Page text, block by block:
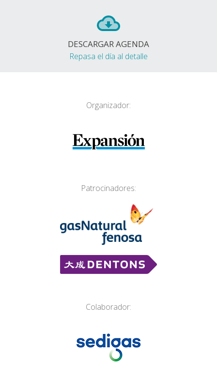
DESCARGAR AGENDA
Repasa el día al detalle
Organizador:
Patrocinadores:
Colaborador: